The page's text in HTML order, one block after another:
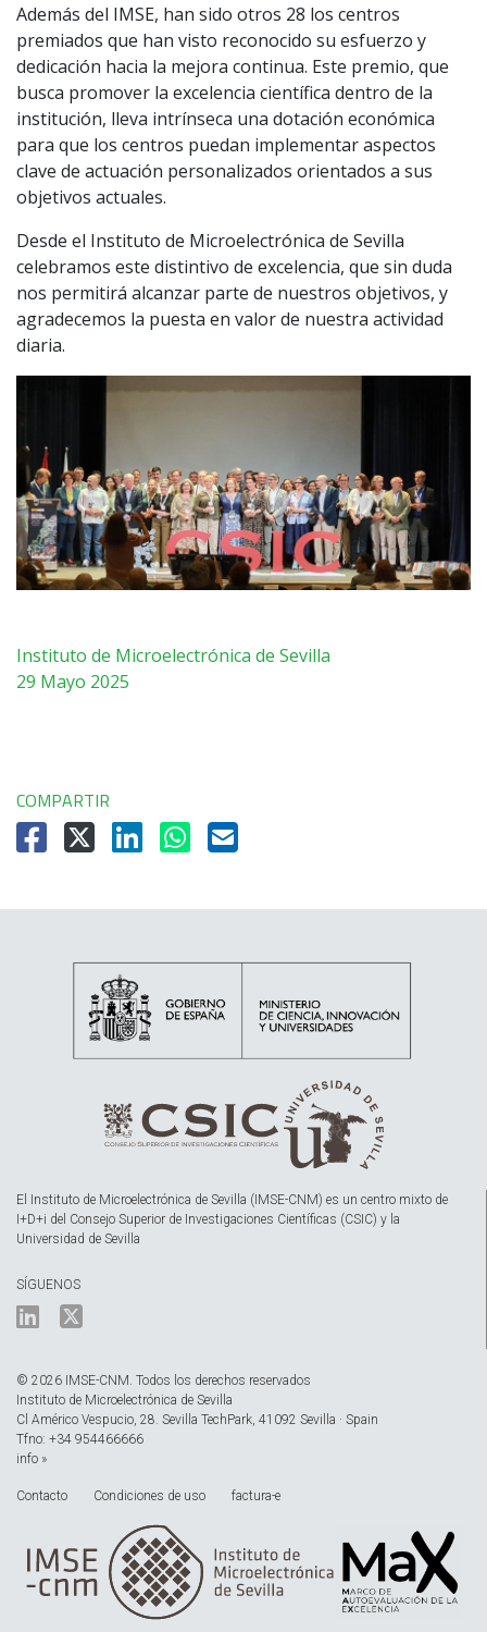
Además del IMSE, han sido otros 28 los centros
premiados que han visto reconocido su esfuerzo y
dedicación hacia la mejora continua. Este premio, que
busca promover la excelencia científica dentro de la
institución, lleva intrínseca una dotación económica
para que los centros puedan implementar aspectos
clave de actuación personalizados orientados a sus
objetivos actuales.
Desde el Instituto de Microelectrónica de Sevilla
celebramos este distintivo de excelencia, que sin duda
nos permitirá alcanzar parte de nuestros objetivos, y
agradecemos la puesta en valor de nuestra actividad
diaria.
Instituto de Microelectrónica de Sevilla
29 Mayo 2025
COMPARTIR
El Instituto de Microelectrónica de Sevilla (IMSE-CNM) es un centro mixto de
I+D+i del Consejo Superior de Investigaciones Científicas (CSIC) y la
Universidad de Sevilla
SÍGUENOS
© 2026 IMSE-CNM. Todos los derechos reservados
Instituto de Microelectrónica de Sevilla
Cl Américo Vespucio, 28. Sevilla TechPark, 41092 Sevilla · Spain
Tfno: +34 954466666
info »
Contacto Condiciones de uso factura-e